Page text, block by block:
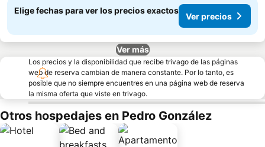
Elige fechas para ver los precios exactos
Ver precios
Ver más
Los precios y la disponibilidad que recibe trivago de las páginas
web de reserva cambian de manera constante. Por lo tanto, es
posible que no siempre encuentres en una página web de reserva
la misma oferta que viste en trivago.
Otros hospedajes en Pedro González